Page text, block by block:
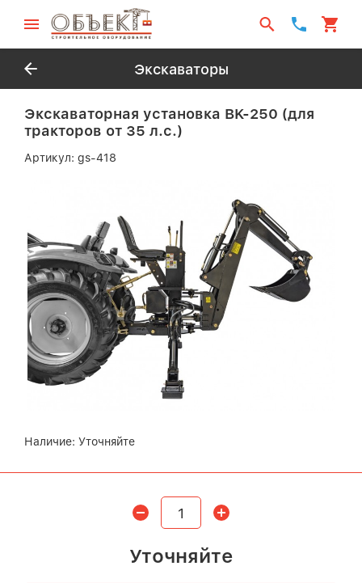
Экскаваторы
Экскаваторная установка BK-250 (для
тракторов от 35 л.с.)
Артикул: gs-418
Наличие: Уточняйте
Уточняйте